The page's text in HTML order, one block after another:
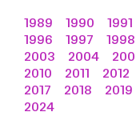
1989 1990 1991
1996
1997 1998
2003
2004
2010
2011 2012
2017
2018 2019
2024